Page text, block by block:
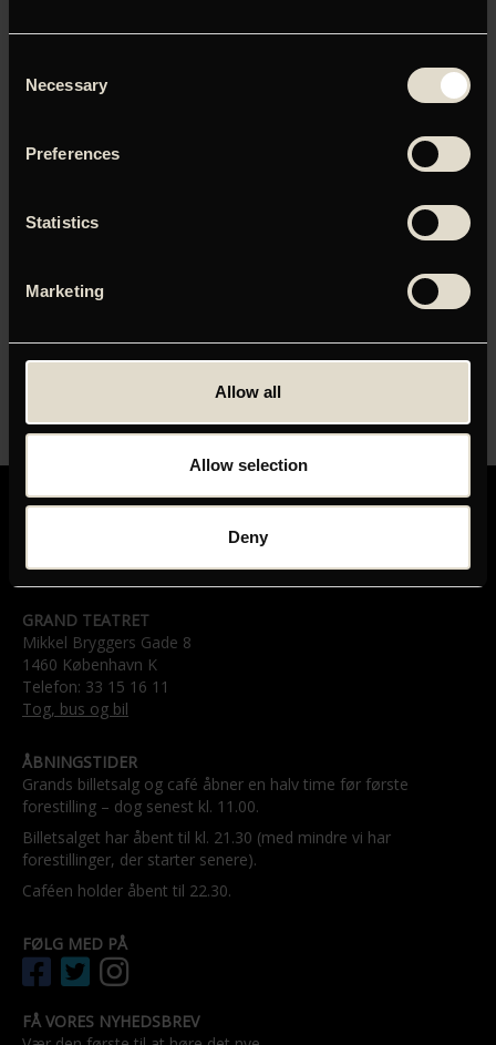
Selection
Necessary
Preferences
Statistics
Marketing
Allow all
Allow selection
Deny
Du skal tillade marketing-cookies for at kunne se denne
C'mon C'mon
01:48
GRAND TEATRET
Mikkel Bryggers Gade 8
1460 København K
Telefon: 33 15 16 11
Tog, bus og bil
ÅBNINGSTIDER
Grands billetsalg og café åbner en halv time før første
forestilling – dog senest kl. 11.00.
Billetsalget har åbent til kl. 21.30 (med mindre vi har
forestillinger, der starter senere).
Caféen holder åbent til 22.30.
FØLG MED PÅ
FÅ VORES NYHEDSBREV